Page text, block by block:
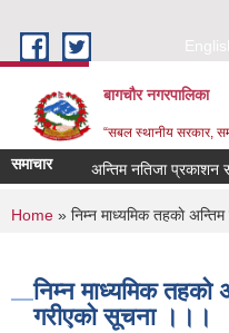
बागचौर नगरपालिका
“सबल स्थानीय सरकार,
समाचार अन्तिम नतिजा प्रकाशन
You are here
Home » निम्न माध्यमिक तहकाे
निम्न माध्यमिक तहकाे
गरीएकाे सूचना ।।।